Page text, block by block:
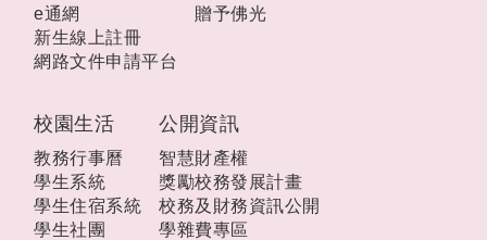
校園生活
教務行事曆
學生系統
學生住宿系統
學生社團
公開資訊
智慧財產權
獎勵校務發展計畫
校務及財務資訊公開
學雜費專區
e通網
新生線上註冊
網路文件申請平台
贈予佛光